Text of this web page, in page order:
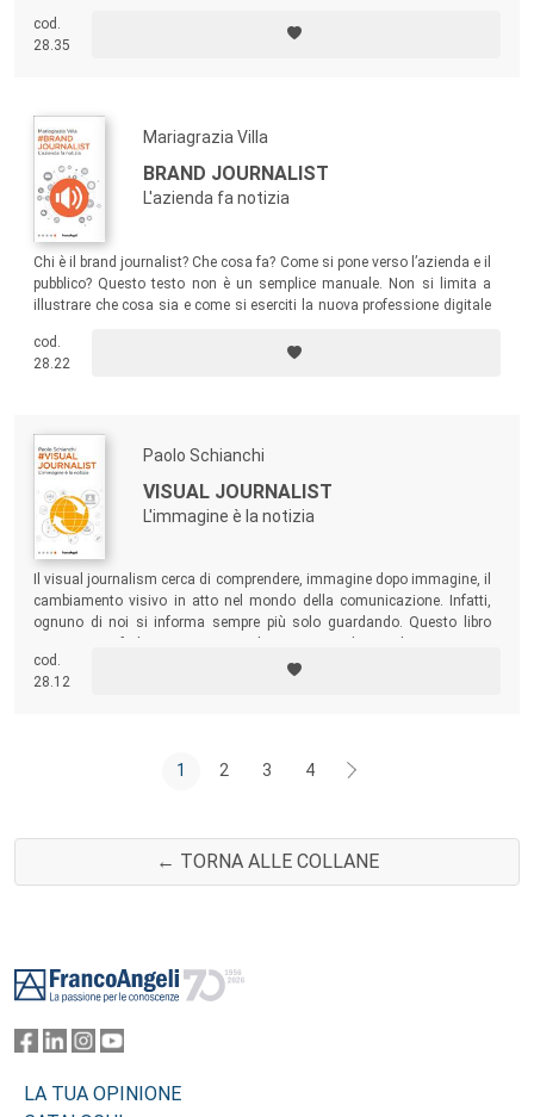
può utilizzare. Se volete comprendere il prossimo futuro, guardate al
gioco e alla figura del game designer, e a come stanno già vincendo la
cod.
28.35
Mariagrazia Villa
BRAND JOURNALIST
L'azienda fa notizia
Chi è il brand journalist? Che cosa fa? Come si pone verso l’azienda e il
pubblico? Questo testo non è un semplice manuale. Non si limita a
illustrare che cosa sia e come si eserciti la nuova professione digitale
rappresenti un importante passo evolutivo, tanto del giornalismo
quanto della comunicazione aziendale, e perché sia sempre più
cod.
28.22
Paolo Schianchi
VISUAL JOURNALIST
L'immagine è la notizia
Il visual journalism cerca di comprendere, immagine dopo immagine, il
cambiamento visivo in atto nel mondo della comunicazione. Infatti,
ognuno di noi si informa sempre più solo guardando. Questo libro
cod.
28.12
1 2 3 4
← TORNA ALLE COLLANE
LA TUA OPINIONE